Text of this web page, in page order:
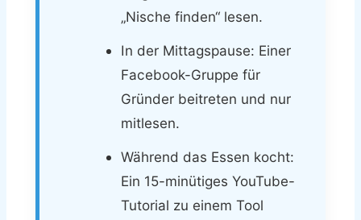
„Nische finden“ lesen.
In der Mittagspause: Einer
Facebook-Gruppe für
Gründer beitreten und nur
mitlesen.
Während das Essen kocht:
Ein 15-minütiges YouTube-
Tutorial zu einem Tool